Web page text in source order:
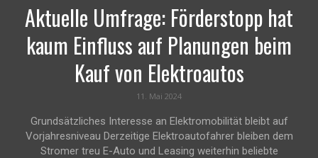
Aktuelle Umfrage: Förderstopp hat
kaum Einfluss auf Planungen beim
Kauf von Elektroautos
11. Mai 2024
Grundsätzliches Interesse an Elektromobilität bleibt auf
Vorjahresniveau Derzeitige Elektroautofahrer bleiben dem
Stromer treu E-Auto und Leasing weiterhin beliebte